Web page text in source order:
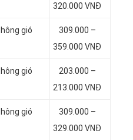
320.000 VNĐ
gió
309.000 –
359.000 VNĐ
gió
203.000 –
213.000 VNĐ
gió
309.000 –
329.000 VNĐ